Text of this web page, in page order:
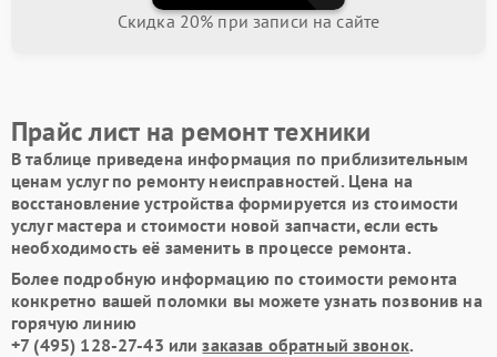
Скидка 20% при записи на сайте
Прайс лист на ремонт техники
В таблице приведена информация по приблизительным
ценам услуг по ремонту неисправностей. Цена на
восстановление устройства формируется из стоимости
услуг мастера и стоимости новой запчасти, если есть
необходимость её заменить в процессе ремонта.
Более подробную информацию по стоимости ремонта
конкретно вашей поломки вы можете узнать позвонив на
горячую линию
+7 (495) 128-27-43 илизаказав обратный звонок.